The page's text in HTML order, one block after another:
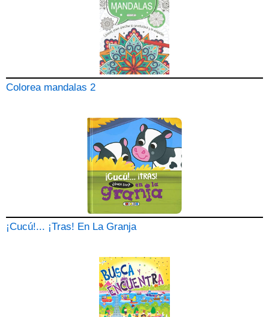
Colorea mandalas 2
¡Cucú!... ¡Tras! En La Granja